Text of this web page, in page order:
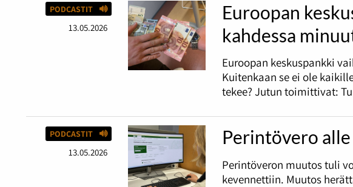
PODCASTIT
13.05.2026
Euroopan
kahdessa
Euroopan keskuspankki
Kuitenkaan se ei ole
tekee? Jutun toimittivat:
PODCASTIT
13.05.2026
Perintövero
Perintöveron muutos tuli
kevennettiin. Muutos